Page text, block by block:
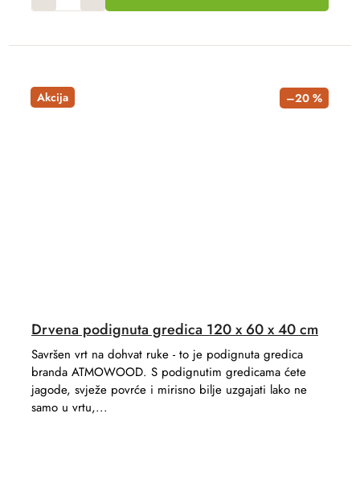
Akcija –20 %
Drvena podignuta gredica 120 x 60 x 40 cm
Savršen vrt na dohvat ruke - to je podignuta gredica
branda ATMOWOOD. S podignutim gredicama ćete
jagode, svježe povrće i mirisno bilje uzgajati lako ne
samo u vrtu,...